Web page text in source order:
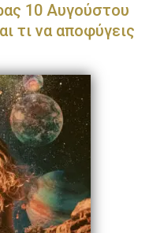
10 Αυγούστου
τι να αποφύγεις